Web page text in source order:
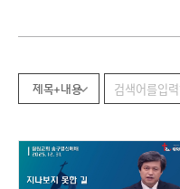
제목+내용